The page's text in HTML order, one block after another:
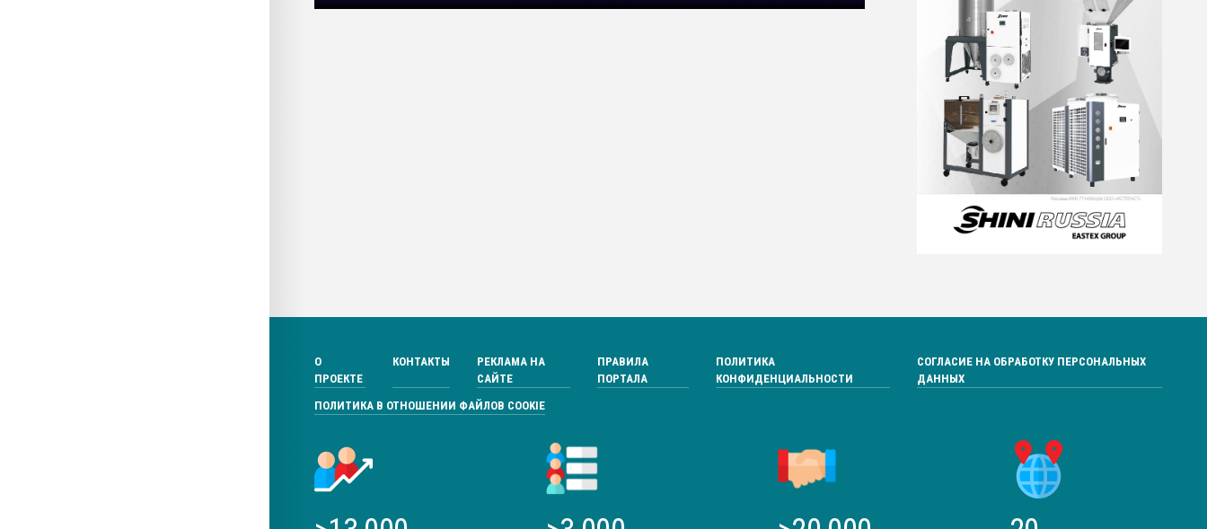
О
ПРОЕКТЕ
КОНТАКТЫ
РЕКЛАМА НА
САЙТЕ
ПРАВИЛА
ПОРТАЛА
ПОЛИТИКА
КОНФИДЕНЦИАЛЬНОСТИ
СОГЛАСИЕ НА ОБРАБОТКУ ПЕРСОНАЛЬНЫХ
ДАННЫХ
ПОЛИТИКА В ОТНОШЕНИИ ФАЙЛОВ COOKIE